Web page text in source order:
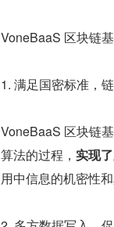
VoneBaaS 区块链
1. 满足国密标准，
VoneBaaS 区块链
算法的过程， 实现
用中信息的机密性